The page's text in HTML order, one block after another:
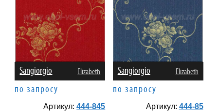
Sangiorgio Elizabeth
по запросу
Артикул:444-845
Sangiorgio Elizabeth
по запросу
Артикул: 444-85